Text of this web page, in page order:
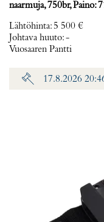
naarmuja, 750br, Paino:
Lähtöhinta: 5 500 €
Johtava huuto:-
Vuosaaren Pantti
17.8.2026